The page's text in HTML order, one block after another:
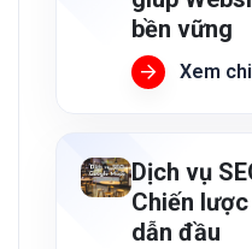
bền vững
Xem
Dịch vụ
Chiến
dẫn đầu